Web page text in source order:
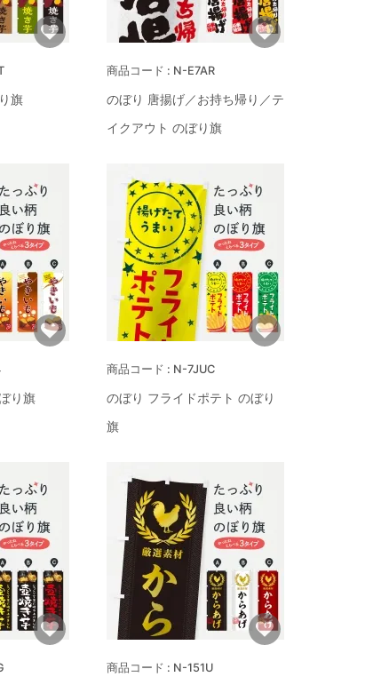
旗
N-E7AR
のぼり 唐揚げ／お持ち帰り／テ
イクアウト のぼり旗
り旗
N-7JUC
のぼり フライドポテト のぼり
旗
N-151U